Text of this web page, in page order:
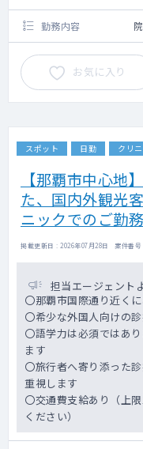
勤務内容
お気に入り
スポット 日勤 クリ
【那覇市中心地
た、国内外観光
ニックでのご勤
掲載更新日 : 2026年07月28日 案件番号
担当エージェント
〇那覇市国際通り近く
〇希少な外国人向けの
〇語学力は必須ではあ
ます
〇旅行者へ寄り添った
重視します
〇交通費支給あり（上
ください）